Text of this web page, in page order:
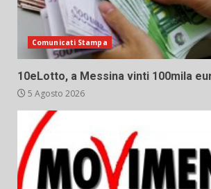
Comunicati Stampa
10eLotto, a Messina vinti 100mila
5 Agosto 2026